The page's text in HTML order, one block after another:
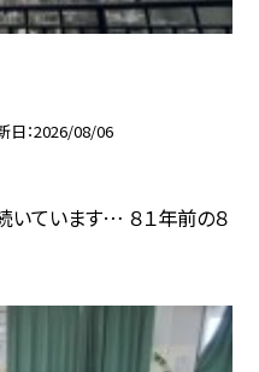
日 2026/08/06
ています… ８１年前の８